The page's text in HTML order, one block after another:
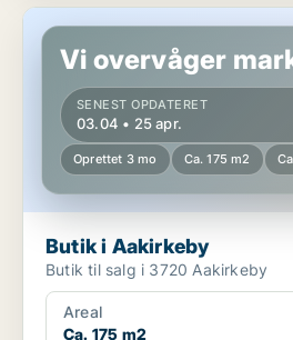
Butik i Aakirkeby
Vi overvåger
SENEST OPDATERET
03.04 • 25 apr.
Oprettet 3 mo Ca. 175 m2
Butik i Aakirkeby
Butik til salg i 3720 Aakirkeby
Areal
Ca. 175 m2